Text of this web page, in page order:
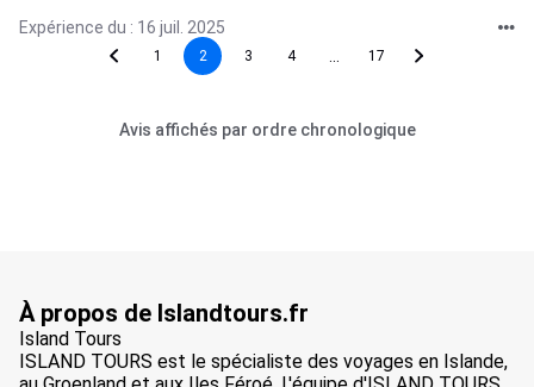
Expérience du : 16 juil. 2025
1 2 3 4 17
Avis affichés par ordre chronologique
À propos de Islandtours.fr
Island Tours
ISLAND TOURS est le spécialiste des voyages en Islande,